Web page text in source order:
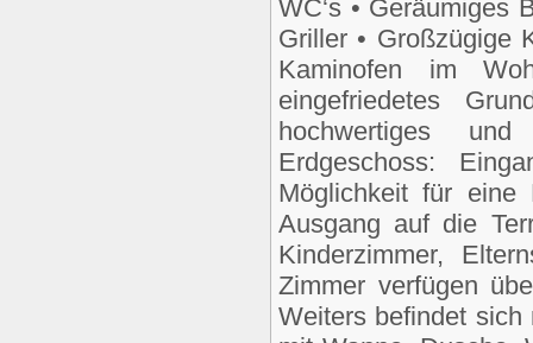
WC‘s • Geräumiges
Griller • Großzügige
Kaminofen im
eingefriedetes
hochwertiges
Erdgeschoss:
Möglichkeit für eine
Ausgang auf die
Kinderzimmer,
Zimmer verfügen
Weiters befindet